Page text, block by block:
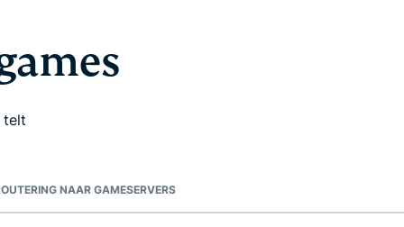
telt
NAAR GAMESERVERS